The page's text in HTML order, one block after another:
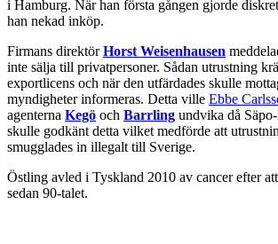
i Hamburg. När han första gången gjorde
han nekad inköp.
Firmans direktörHorst Weisenhausen
inte sälja till privatpersoner. Sådan utrustning
exportlicens och när den utfärdades skulle
myndigheter informeras. Detta ville Ebbe
agenterna Kegö och Barrling undvika då
skulle godkänt detta vilket medförde att
smugglades in illegalt till Sverige.
Östling avled i Tyskland 2010 av cancer efter
sedan 90-talet.